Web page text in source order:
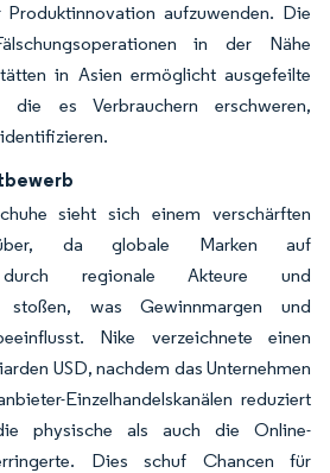
aufzuwenden. Die
in der Nähe
in Asien ermöglicht ausgefeilte
die es Verbrauchern erschweren,
sieht sich einem verschärften
da globale Marken auf
durch regionale Akteure und
stoßen, was Gewinnmargen und
Nike verzeichnete einen
USD, nachdem das Unternehmen
Einzelhandelskanälen reduziert
physische als auch die Online-
Dies schuf Chancen für